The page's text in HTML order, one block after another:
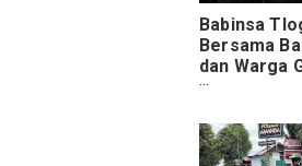
Babinsa
Bersama
dan Warga
Patroli